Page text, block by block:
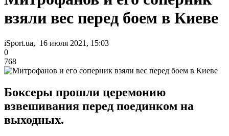
взяли вес перед боем в Киеве
iSport.ua, 16 июля 2021, 15:03
0
768
Боксеры прошли церемонию
взвешивания перед поединком на
выходных.